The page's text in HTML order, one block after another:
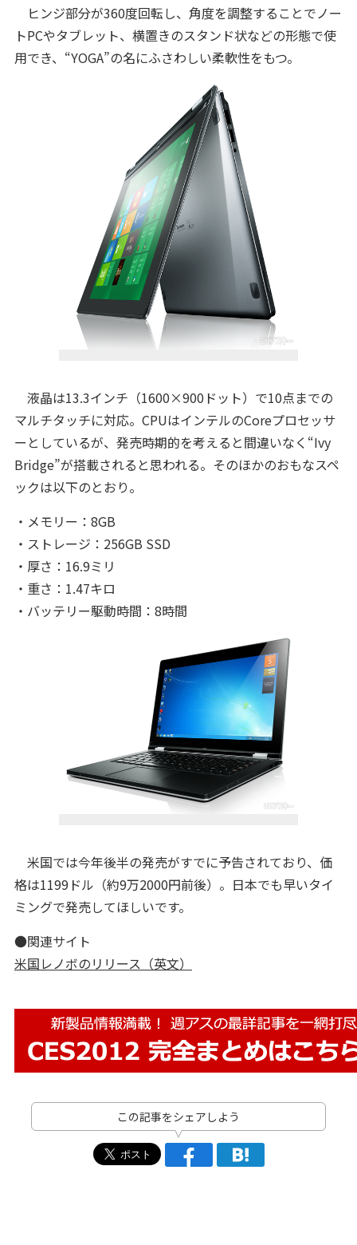
ヒンジ部分が360度回転し、角度を調整することでノー
トPCやタブレット、横置きのスタンド状などの形態で使
用でき、“YOGA”の名にふさわしい柔軟性をもつ。
液晶は13.3インチ（1600×900ドット）で10点までの
マルチタッチに対応。CPUはインテルのCoreプロセッサ
ーとしているが、発売時期的を考えると間違いなく“Ivy
Bridge”が搭載されると思われる。そのほかのおもなスペ
ックは以下のとおり。
・メモリー：8GB
・ストレージ：256GB SSD
・厚さ：16.9ミリ
・重さ：1.47キロ
・バッテリー駆動時間：8時間
米国では今年後半の発売がすでに予告されており、価
格は1199ドル（約9万2000円前後）。日本でも早いタイ
ミングで発売してほしいです。
●関連サイト
米国レノボのリリース（英文）
この記事をシェアしよう